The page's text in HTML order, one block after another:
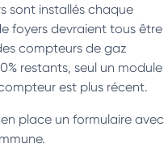
sont installés chaque
foyers devraient tous être
compteurs de gaz
restants, seul un module
est plus récent.
place un formulaire avec